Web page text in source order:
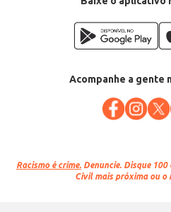
Acompanhe a gente
Racismo é crime. Denuncie. Disque
Civil mais próxima ou o